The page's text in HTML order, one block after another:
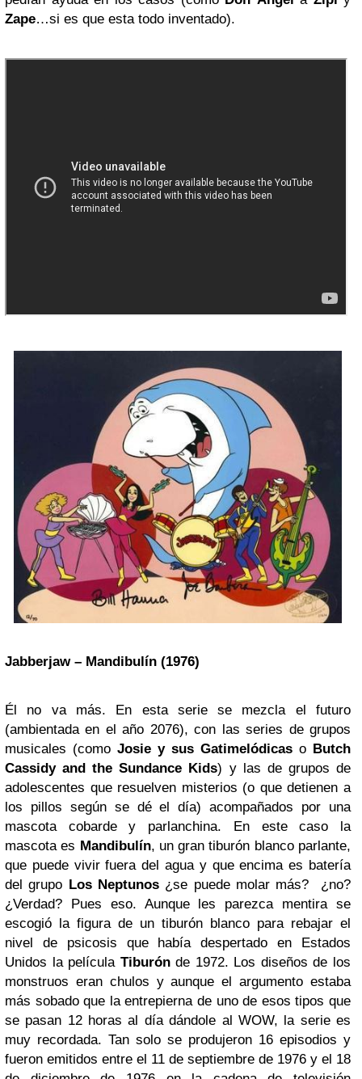
Zape…si es que esta todo inventado).
Jabberjaw – Mandibulín (1976)
Él no va más. En esta serie se mezcla el futuro
(ambientada en el año 2076), con las series de grupos
musicales (como Josie y sus Gatimelódicas o Butch
Cassidy and the Sundance Kids) y las de grupos de
adolescentes que resuelven misterios (o que detienen a
los pillos según se dé el día) acompañados por una
mascota cobarde y parlanchina. En este caso la
mascota es Mandibulín, un gran tiburón blanco parlante,
que puede vivir fuera del agua y que encima es batería
del grupo Los Neptunos ¿se puede molar más? ¿no?
¿Verdad? Pues eso. Aunque les parezca mentira se
escogió la figura de un tiburón blanco para rebajar el
nivel de psicosis que había despertado en Estados
Unidos la película Tiburónde 1972. Los diseños de los
monstruos eran chulos y aunque el argumento estaba
más sobado que la entrepierna de uno de esos tipos que
se pasan 12 horas al día dándole al WOW, la serie es
muy recordada. Tan solo se produjeron 16 episodios y
fueron emitidos entre el 11 de septiembre de 1976 y el 18